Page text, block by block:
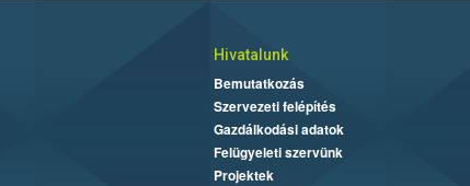
Hivatalunk
Bemutatkozás
Szervezeti felépítés
Gazdálkodási adatok
Felügyeleti szervünk
Projektek